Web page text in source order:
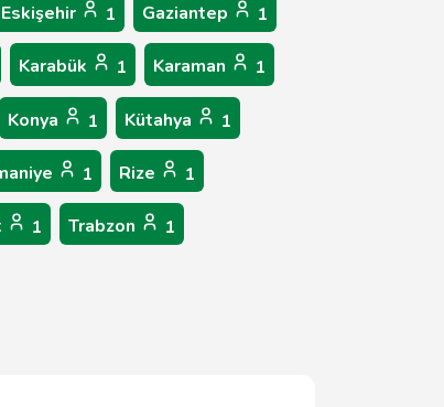
Eskişehir 1 Gaziantep 1
Karabük 1 Karaman 1
Konya 1 Kütahya 1
1 Rize 1
1 Trabzon 1